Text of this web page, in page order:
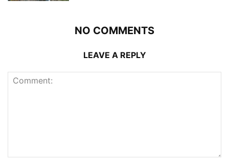
NO COMMENTS
LEAVE A REPLY